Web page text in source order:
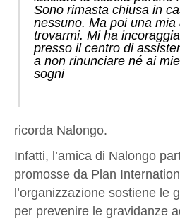
Sono rimasta chiusa in
nessuno. Ma poi una
trovarmi. Mi ha
presso il centro di
a non rinunciare né ai
sogni
ricorda Nalongo.
Infatti, l’amica di Nalongo
promosse da Plan
l’organizzazione sostiene le
per prevenire le gravidanze